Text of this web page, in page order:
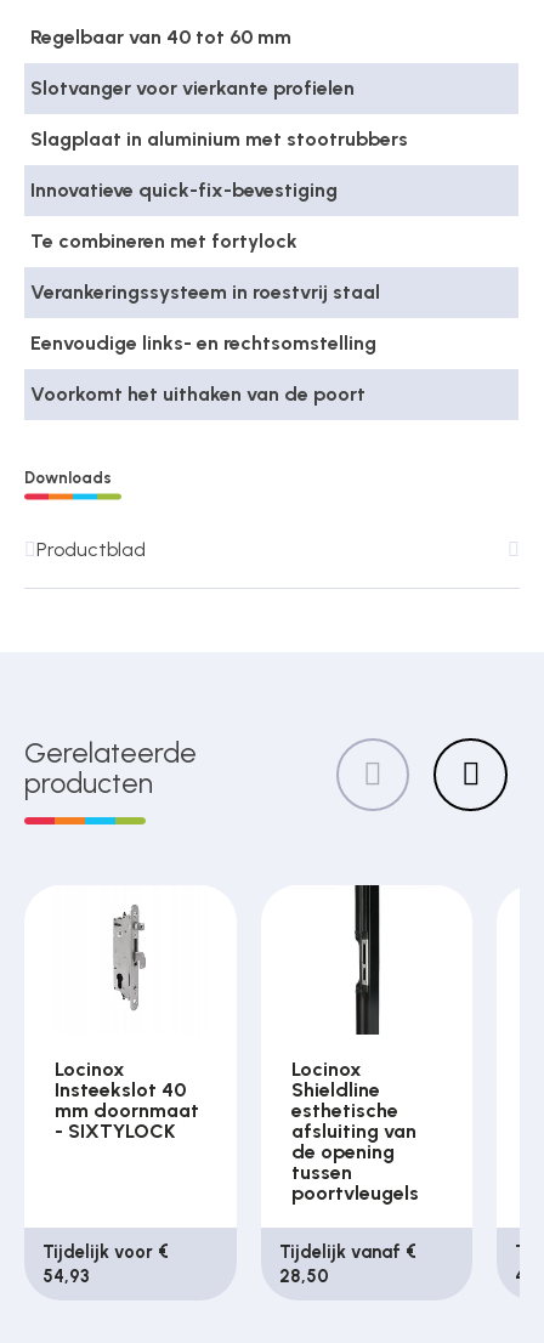
Regelbaar van 40 tot 60 mm
Slotvanger voor vierkante profielen
Slagplaat in aluminium met stootrubbers
Innovatieve quick-fix-bevestiging
Te combineren met fortylock
Verankeringssysteem in roestvrij staal
Eenvoudige links- en rechtsomstelling
Voorkomt het uithaken van de poort
Downloads
Productblad
Gerelateerde
producten
Locinox
Insteekslot 40
mm doornmaat
- SIXTYLOCK
Tijdelijk voor €
54,93
Locinox
Shieldline
esthetische
afsluiting van
de opening
tussen
poortvleugels
Tijdelijk vanaf €
28,50